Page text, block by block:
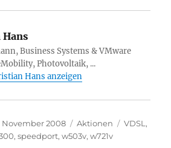
Business Systems & VMware
Photovoltaik, ...
Hans anzeigen
November 2008 Kategorien
Aktionen VDSL ,
,speedport,w503v,w721v